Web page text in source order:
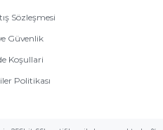
Sözleşmesi
Güvenlik
Koşullari
Politikası